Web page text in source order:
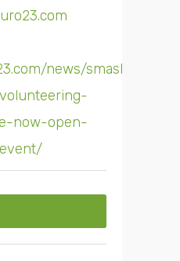
news/smashers-
now-open-